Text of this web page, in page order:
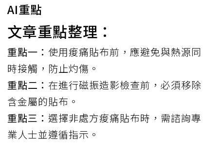
AI重點
文章重點整理：
重點一： 使用痠痛貼布前，應避免與熱源同
時接觸，防止灼傷。
重點二： 在進行磁振造影檢查前，必須移除
含金屬的貼布。
重點三： 選擇非處方痠痛貼布時，需諮詢專
業人士並遵循指示。